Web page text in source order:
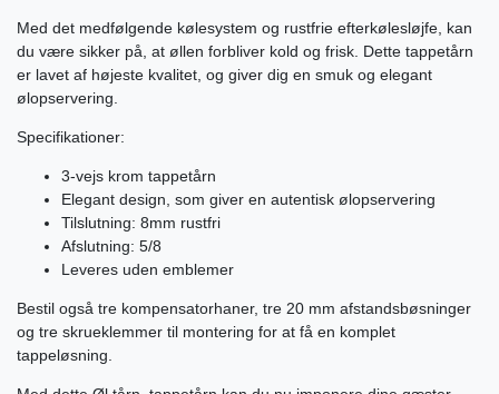
Med det medfølgende kølesystem og rustfrie efterkølesløjfe, kan
du være sikker på, at øllen forbliver kold og frisk. Dette tappetårn
er lavet af højeste kvalitet, og giver dig en smuk og elegant
ølopservering.
Specifikationer:
3-vejs krom tappetårn
Elegant design, som giver en autentisk ølopservering
Tilslutning: 8mm rustfri
Afslutning: 5/8
Leveres uden emblemer
Bestil også tre kompensatorhaner, tre 20 mm afstandsbøsninger
og tre skrueklemmer til montering for at få en komplet
tappeløsning.